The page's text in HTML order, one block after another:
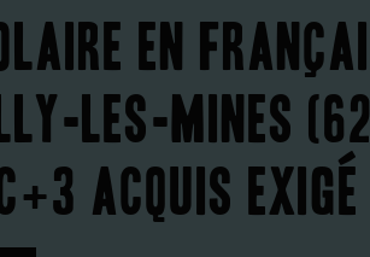
en
les-Mines
acquis exigé